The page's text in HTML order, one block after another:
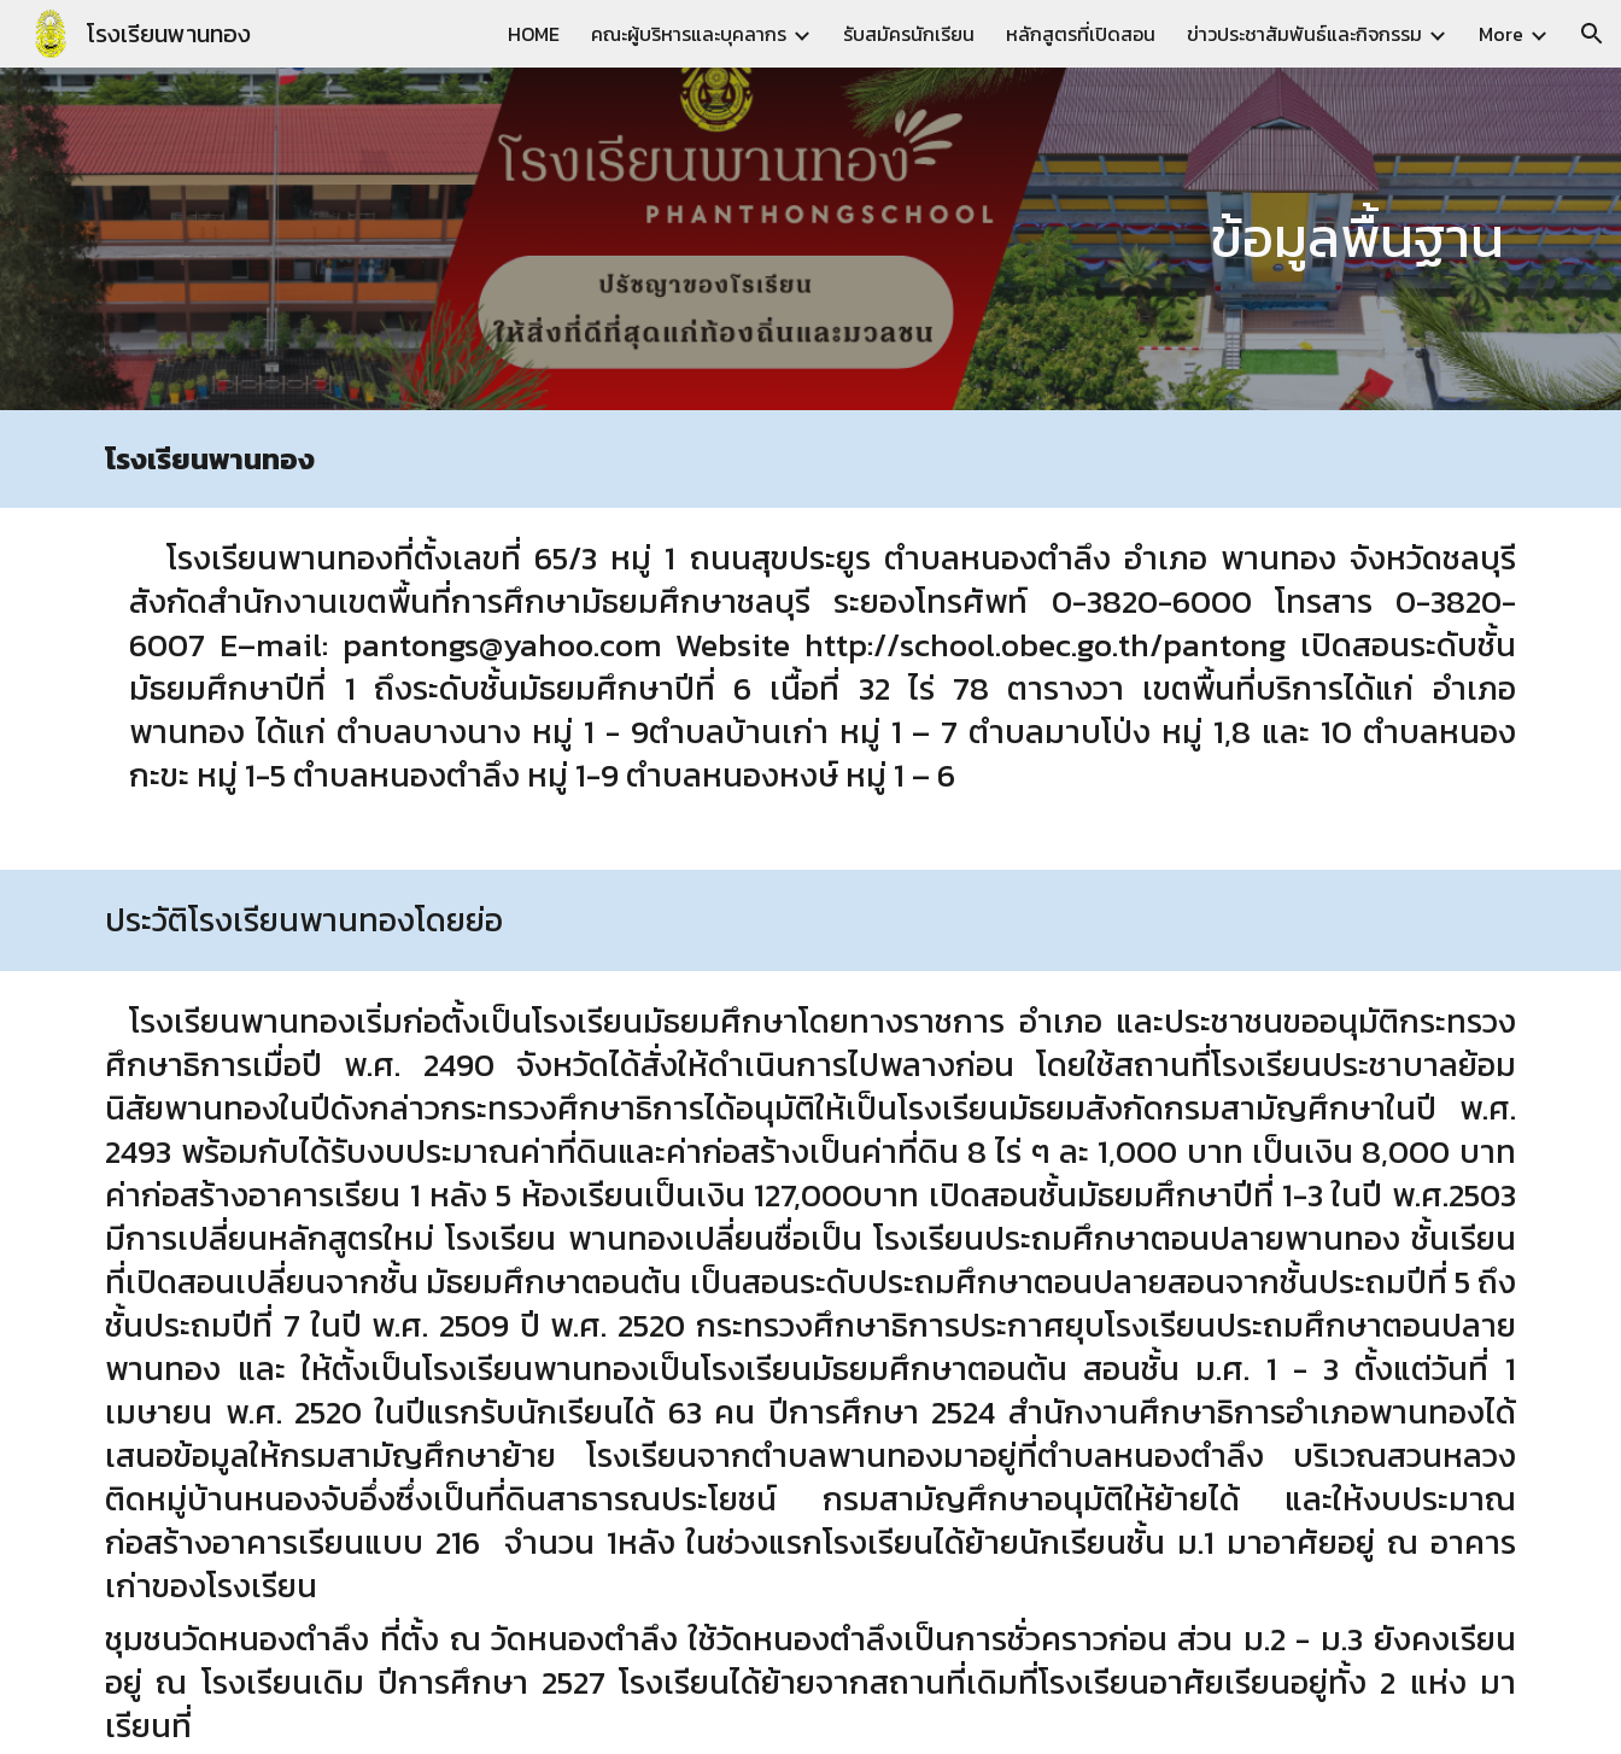
Skip to main content Skip to navigation
โรงเรียนพานทอง HOME คณะผู้บริหารและบุคลากร รับสมัครนักเรียน หลักสูตรที่เปิดสอน ข่าวประชาสัมพันธ์และกิจกรรม More
ข้อมูลพื้นฐาน
โรงเรียนพานทอง
โรงเรียนพานทองที่ตั้งเลขที่ 65/3 หมู่ 1 ถนนสุขประยูร ตําบลหนองตําลึง อําเภอ พานทอง จังหวัดชลบุรี
สังกัดสํานักงานเขตพื้นที่การศึกษามัธยมศึกษาชลบุรี ระยองโทรศัพท์ 0-3820-6000 โทรสาร 0-3820-
6007 E–mail: pantongs@yahoo.com Website http://school.obec.go.th/pantong เปิดสอนระดับชั้น
มัธยมศึกษาปีที่ 1 ถึงระดับชั้นมัธยมศึกษาปีที่ 6 เนื้อที่ 32 ไร่ 78 ตารางวา เขตพื้นที่บริการได้แก่ อําเภอ
พานทอง ได้แก่ ตําบลบางนาง หมู่ 1 - 9ตําบลบ้านเก่า หมู่ 1 – 7 ตําบลมาบโป่ง หมู่ 1,8 และ 10 ตําบลหนอง
กะขะ หมู่ 1-5 ตําบลหนองตําลึง หมู่ 1-9 ตําบลหนองหงษ์ หมู่ 1 – 6
ประวัติโรงเรียนพานทองโดยย่อ
โรงเรียนพานทองเริ่มก่อตั้งเป็นโรงเรียนมัธยมศึกษาโดยทางราชการ อําเภอ และประชาชนขออนุมัติกระทรวง
ศึกษาธิการเมื่อปี พ.ศ. 2490 จังหวัดได้สั่งให้ดําเนินการไปพลางก่อน โดยใช้สถานที่โรงเรียนประชาบาลย้อม
นิสัยพานทองในปีดังกล่าวกระทรวงศึกษาธิการได้อนุมัติให้เป็นโรงเรียนมัธยมสังกัดกรมสามัญศึกษาในปี พ.ศ.
2493 พร้อมกับได้รับงบประมาณค่าที่ดินและค่าก่อสร้างเป็นค่าที่ดิน 8 ไร่ ๆ ละ 1,000 บาท เป็นเงิน 8,000 บาท
ค่าก่อสร้างอาคารเรียน 1 หลัง 5 ห้องเรียนเป็นเงิน 127,000บาท เปิดสอนชั้นมัธยมศึกษาปีที่ 1-3 ในปี พ.ศ.2503
มีการเปลี่ยนหลักสูตรใหม่ โรงเรียน พานทองเปลี่ยนชื่อเป็น โรงเรียนประถมศึกษาตอนปลายพานทอง ชั้นเรียน
ที่เปิดสอนเปลี่ยนจากชั้น มัธยมศึกษาตอนต้น เป็นสอนระดับประถมศึกษาตอนปลายสอนจากชั้นประถมปีที่ 5 ถึง
ชั้นประถมปีที่ 7 ในปี พ.ศ. 2509 ปี พ.ศ. 2520 กระทรวงศึกษาธิการประกาศยุบโรงเรียนประถมศึกษาตอนปลาย
พานทอง และ ให้ตั้งเป็นโรงเรียนพานทองเป็นโรงเรียนมัธยมศึกษาตอนต้น สอนชั้น ม.ศ. 1 - 3 ตั้งแต่วันที่ 1
เมษายน พ.ศ. 2520 ในปีแรกรับนักเรียนได้ 63 คน ปีการศึกษา 2524 สํานักงานศึกษาธิการอําเภอพานทองได้
เสนอข้อมูลให้กรมสามัญศึกษาย้าย
โรงเรียนจากตําบลพานทองมาอยู่ที่ตําบลหนองตําลึง บริเวณสวนหลวง
ติดหมู่บ้านหนองจับอึ่งซึ่งเป็นที่ดินสาธารณประโยชน์ กรมสามัญศึกษาอนุมัติให้ย้ายได้ และให้งบประมาณ
ก่อสร้างอาคารเรียนแบบ 216 จํานวน 1หลัง ในช่วงแรกโรงเรียนได้ย้ายนักเรียนชั้น ม.1 มาอาศัยอยู่ ณ อาคาร
เก่าของโรงเรียน
ชุมชนวัดหนองตําลึง ที่ตั้ง ณ วัดหนองตําลึง ใช้วัดหนองตําลึงเป็นการชั่วคราวก่อน ส่วน ม.2 - ม.3 ยังคงเรียน
อยู่ ณ โรงเรียนเดิม ปีการศึกษา 2527 โรงเรียนได้ย้ายจากสถานที่เดิมที่โรงเรียนอาศัยเรียนอยู่ทั้ง 2 แห่ง มา
เรียนที่